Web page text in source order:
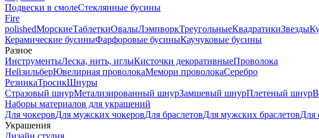
Подвески в смолеСтеклянные бусины
Fire
polishedМорскиеТаблеткиОвалыЛэмпворкТреугольныеКвадратикиЗвезды
Керамические бусиныФарфоровые бусиныКаучуковые бусины
Разное
ИнструментыЛеска, нить, иглыКисточки декоративныеПроволока
НейзильберЮвелирная проволокаМемори проволокаСеребро
РезинкаТросикШнуры
Стразовый шнурМетализированный шнурЗамшевый шнурПлетеный шнур
Наборы материалов для украшений
Для чокеровДля мужских чокеровДля браслетовДля мужских браслетовДля
Украшения
Дизайн студия